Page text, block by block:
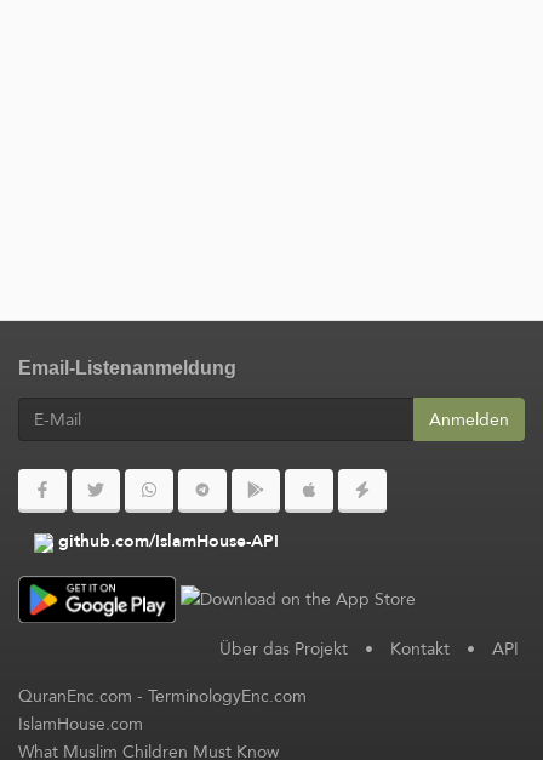
Email-Listenanmeldung
Anmelden
github.com/IslamHouse-API
Über das Projekt • Kontakt • API
QuranEnc.com-TerminologyEnc.com
IslamHouse.com
What Muslim Children Must Know